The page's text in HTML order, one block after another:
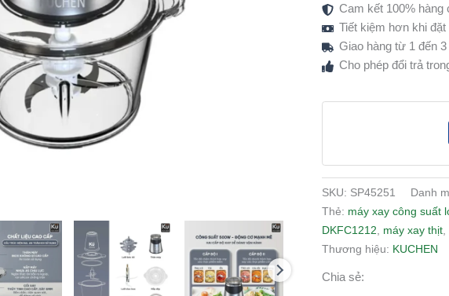
Bếp
Hiện
Đại,
Tiện
Bền
lượng
Cam kết 100% hàng
Tiết kiệm hơn khi
Giao hàng từ 1 đến
Cho phép đổi trả
SKU: SP45251 Danh
Thẻ: máy xay công suất
DKFC1212
máy xay thịt,
Thương hiệu: KUCHEN
Chia sẻ: